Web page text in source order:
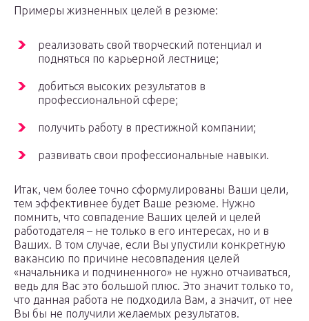
Примеры жизненных целей в резюме:
реализовать свой творческий потенциал и
подняться по карьерной лестнице;
добиться высоких результатов в
профессиональной сфере;
получить работу в престижной компании;
развивать свои профессиональные навыки.
Итак, чем более точно сформулированы Ваши цели,
тем эффективнее будет Ваше резюме. Нужно
помнить, что совпадение Ваших целей и целей
работодателя – не только в его интересах, но и в
Ваших. В том случае, если Вы упустили конкретную
вакансию по причине несовпадения целей
«начальника и подчиненного» не нужно отчаиваться,
ведь для Вас это большой плюс. Это значит только то,
что данная работа не подходила Вам, а значит, от нее
Вы бы не получили желаемых результатов.